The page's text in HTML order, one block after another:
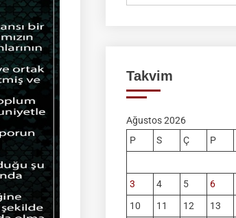
Takvim
Ağustos 2026
P
S Ç P
3
4 5 6
10
11 12 13